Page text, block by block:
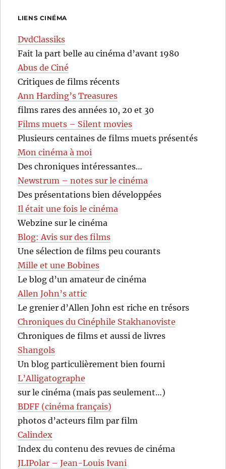
LIENS CINÉMA
DvdClassiks
Fait la part belle au cinéma d’avant 1980
Abus de Ciné
Critiques de films récents
Ann Harding’s Treasures
films rares des années 10, 20 et 30
Films muets – Silent movies
Plusieurs centaines de films muets présentés
Mon cinéma à moi
Des chroniques intéressantes…
Newstrum – notes sur le cinéma
Des présentations bien développées
Il était une fois le cinéma
Webzine sur le cinéma
Blog: Avis sur des films
Une sélection de films peu courants
Mille et une Bobines
Le blog d’un amateur de cinéma
Allen John’s attic
Le grenier d’Allen John est riche en trésors
Chroniques du Cinéphile Stakhanoviste
Chroniques de films et aussi de livres
Shangols
Un blog particulièrement bien fourni
L’Alligatographe
sur le cinéma (mais pas seulement…)
BDFF (cinéma français)
photos d’acteurs film par film
Calindex
Index du contenu des revues de cinéma
JLIPolar – Jean-Louis Ivani